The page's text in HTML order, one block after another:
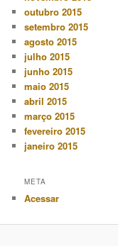
outubro 2015
setembro 2015
agosto 2015
julho 2015
junho 2015
maio 2015
abril 2015
março 2015
fevereiro 2015
janeiro 2015
META
Acessar